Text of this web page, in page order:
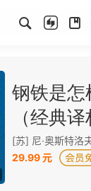
钢铁是怎
（经典译
[苏] 尼·奥斯特洛
29.99 元